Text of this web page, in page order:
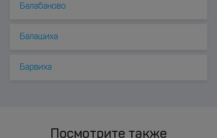
Балабаново
Балашиха
Барвиха
Посмотрите также